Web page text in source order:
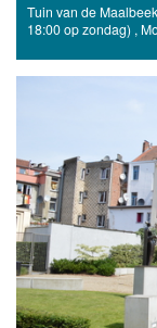
Tuin van de
18:00 op zondag) ,